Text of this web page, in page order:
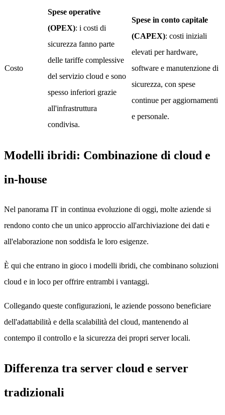
Costo
Spese operative
(OPEX): i costi di
sicurezza fanno parte
delle tariffe complessive
del servizio cloud e sono
spesso inferiori grazie
all'infrastruttura
condivisa.
Spese in conto capitale
(CAPEX): costi iniziali
elevati per hardware,
software e manutenzione di
sicurezza, con spese
continue per aggiornamenti
e personale.
Modelli ibridi: Combinazione di cloud e
in-house
Nel panorama IT in continua evoluzione di oggi, molte aziende si
rendono conto che un unico approccio all'archiviazione dei dati e
all'elaborazione non soddisfa le loro esigenze.
È qui che entrano in gioco i modelli ibridi, che combinano soluzioni
cloud e in loco per offrire entrambi i vantaggi.
Collegando queste configurazioni, le aziende possono beneficiare
dell'adattabilità e della scalabilità del cloud, mantenendo al
contempo il controllo e la sicurezza dei propri server locali.
Differenza tra server cloud e server
tradizionali